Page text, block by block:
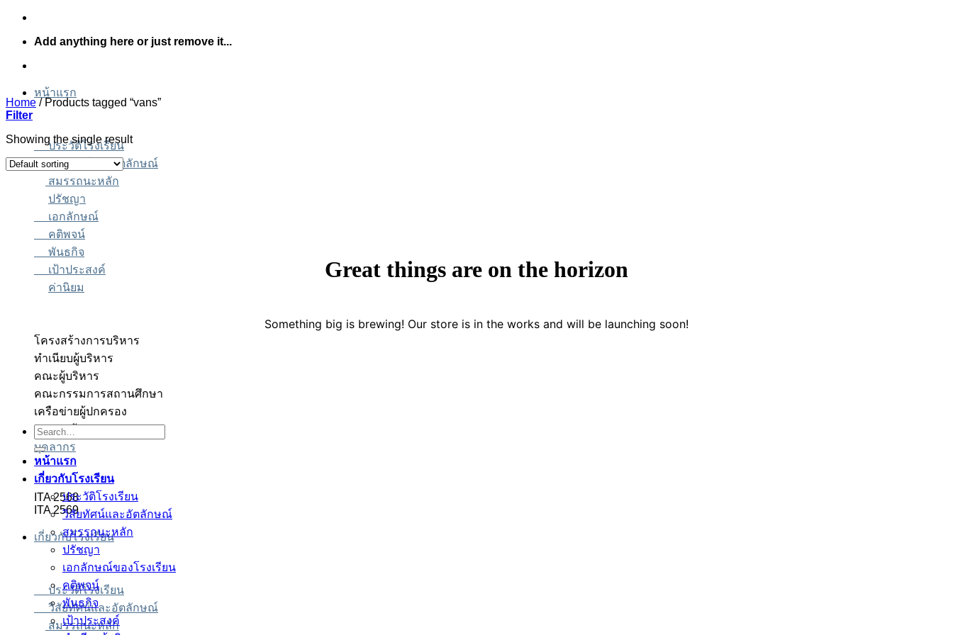
Skip
contentAdd anything here or just remove it...
หน้าแรก
ประวัติโรงเรียน
วิสัยทัศน์และอัตลักษณ์
สมรรถนะหลัก
ปรัชญา
เอกลักษณ์
คติพจน์
พันธกิจ
เป้าประสงค์
ค่านิยม
โครงสร้างการบริหาร
ทำเนียบผู้บริหาร
คณะผู้บริหาร
คณะกรรมการสถานศึกษา
เครือข่ายผู้ปกครอง
สมาคมผู้ปกครองและครู
บุคลากร
ITA 2568
ITA 2569
เกี่ยวกับโรงเรียน
ประวัติโรงเรียน
วิสัยทัศน์และอัตลักษณ์
สมรรถนะหลัก
Home /Products tagged “vans”
Filter
Showing the single result
Great things are on the horizon
Something big is brewing! Our store is in the works and will be launching soon!
ว็บตรง
คาร่า
คาร่า
ว็บตรง
Search
for:
หน้าแรก
เกี่ยวกับโรงเรียน
ประวัติโรงเรียน
วิสัยทัศน์และอัตลักษณ์
สมรรถนะหลัก
ปรัชญา
เอกลักษณ์ของโรงเรียน
คติพจน์
พันธกิจ
เป้าประสงค์